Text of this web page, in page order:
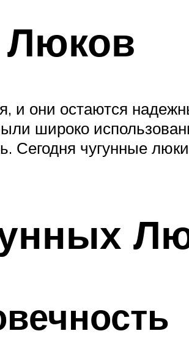
Люков
и они остаются
широко
Сегодня чугунные